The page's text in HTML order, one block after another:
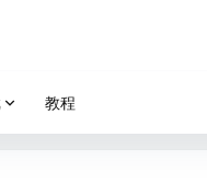
教程